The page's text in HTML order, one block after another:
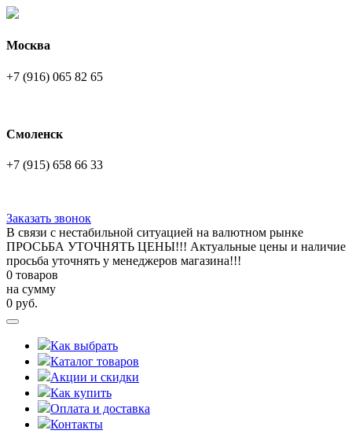
Москва
+7 (916) 065 82 65
Смоленск
+7 (915) 658 66 33
Заказать звонок
В связи с нестабильной ситуацией на валютном рынке
ПРОСЬБА УТОЧНЯТЬ ЦЕНЫ!!! Актуальные цены и наличие
просьба уточнять у менеджеров магазина!!!
0 товаров
на сумму
0 руб.
Как выбрать
Каталог товаров
Акции и скидки
Как купить
Оплата и доставка
Контакты